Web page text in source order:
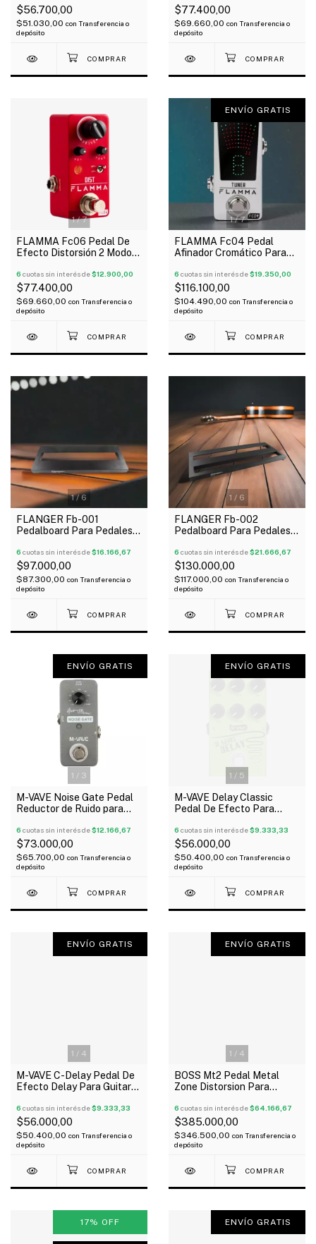
$56.700,00
$51.030,00 con Transferencia o
depósito
$77.400,00
$69.660,00 con Transferencia o
depósito
1/7
FLAMMA Fc06 Pedal De
Efecto Distorsión 2 Modos
6 cuotas sin interés de$12.900,00
$77.400,00
$69.660,00 con Transferencia o
depósito
1/7
ENVÍO GRATIS
FLAMMA Fc04 Pedal
Afinador Cromático Para
6 cuotas sin interés de$19.350,00
$116.100,00
$104.490,00 con Transferencia o
depósito
1/6
FLANGER Fb-001
Pedalboard Para Pedales
Funda
6 cuotas sin interés de$16.166,67
$97.000,00
$87.300,00 con Transferencia o
depósito
1 / 6
FLANGER Fb-002
Pedalboard Para Pedales
6 cuotas sin interés de$21.666,67
$130.000,00
$117.000,00 con Transferencia o
depósito
1 / 3
ENVÍO GRATIS
M-VAVE Noise Gate Pedal
Reductor de Ruido para
6 cuotas sin interés de$12.166,67
$73.000,00
$65.700,00 con Transferencia o
depósito
1 / 5
ENVÍO GRATIS
M-VAVE Delay Classic
Pedal De Efecto Para
6 cuotas sin interés de$9.333,33
$56.000,00
$50.400,00 con Transferencia o
depósito
1 / 4
ENVÍO GRATIS
M-VAVE C-Delay Pedal De
Efecto Delay Para Guitarra
6 cuotas sin interés de$9.333,33
$56.000,00
$50.400,00 con Transferencia o
depósito
1 / 4
ENVÍO GRATIS
BOSS Mt2 Pedal Metal
Zone Distorsion Para
6 cuotas sin interés de$64.166,67
$385.000,00
$346.500,00 con Transferencia o
depósito
17% OFF ENVÍO GRATIS